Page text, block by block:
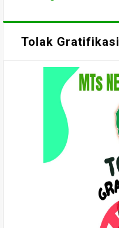
Tolak Gratifikasi